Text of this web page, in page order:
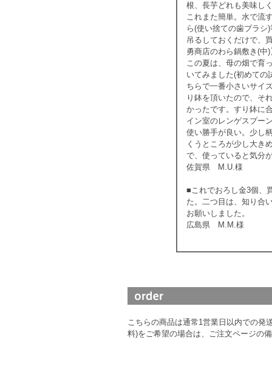
根、長芋どれも美味し
これまた簡単。水で流
ら(使い捨ての歯ブラ
吊るしておくだけで、
勇商店のわら鍋敷き(中
この夏は、母の畑で育
いてみました(初めての
ちらで一番小さいサイ
り鉢を頂いたので、そ
かったです。すり鉢に
イン室のレンゲスプー
使い勝手が良い。少し
くうところが少し大き
で、使っていると気分
佐賀県 M.U.様
■これでおろし金3個、
た。二つ目は、知り合
お願いしました。
広島県 M.M.様
こちらの商品は通常1営業日以内での発
料)をご希望の場合は、ご注文ページの